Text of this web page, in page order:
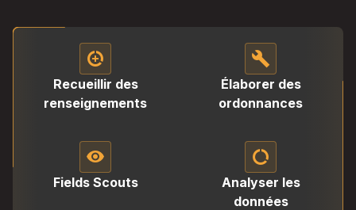
data_saver_on
Recueillir des
renseignements
build
Élaborer des
ordonnances
visibility
Fields Scouts
data_saver_off
Analyser les
données